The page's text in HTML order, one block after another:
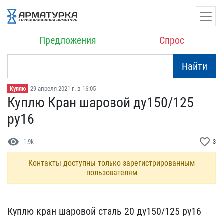
Предложения Спрос
Найти
Куплю 29 апреля 2021 г. в 16:05
Куплю Кран шаровой ду​150/125
ру16
visibility 1.9k favorite_border 3
Контакты доступны только зарегистрированным
пользователям
Куплю кран шаровой стал​ь 20 ду150/125 ру16